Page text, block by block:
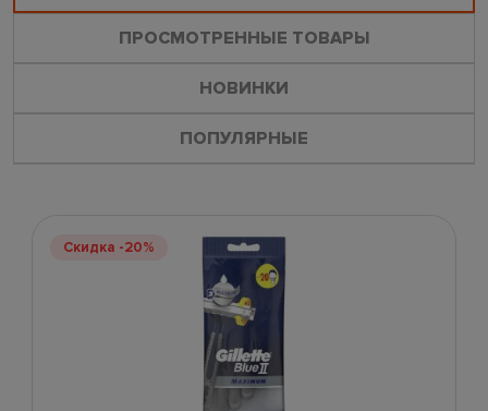
ПРОСМОТРЕННЫЕ ТОВАРЫ
НОВИНКИ
ПОПУЛЯРНЫЕ
Скидка -20%